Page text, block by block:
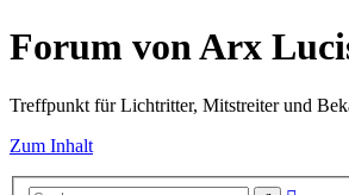
Forum von Arx
Treffpunkt für Lichtritter, Mitstreiter und
Zum Inhalt